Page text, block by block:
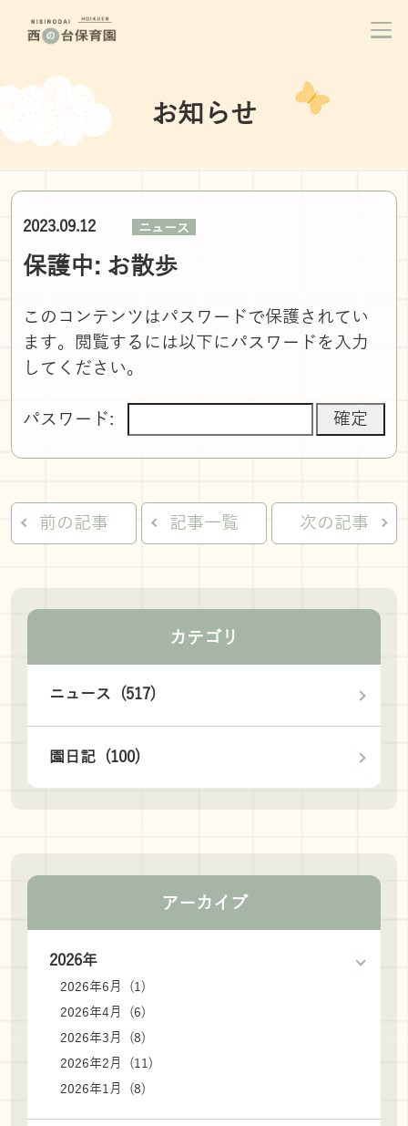
お知らせ
2023.09.12 ニュース
保護中: お散歩
このコンテンツはパスワードで保護されてい
ます。閲覧するには以下にパスワードを入力
してください。
パスワード:
前の記事 記事一覧 次の記事
カテゴリ
ニュース (517)
園日記 (100)
アーカイブ
2026年
2026年6月 (1)
2026年4月 (6)
2026年3月 (8)
2026年2月 (11)
2026年1月 (8)